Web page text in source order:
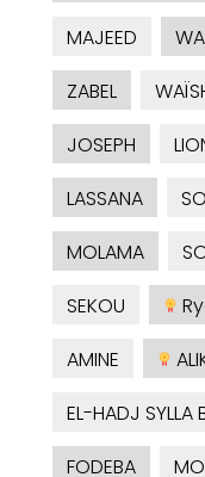
MAJEED
ZABEL
JOSEPH
LASSANA
MOLAMA
SEKOU
AMINE
EL-HADJ SYLLA
FODEBA